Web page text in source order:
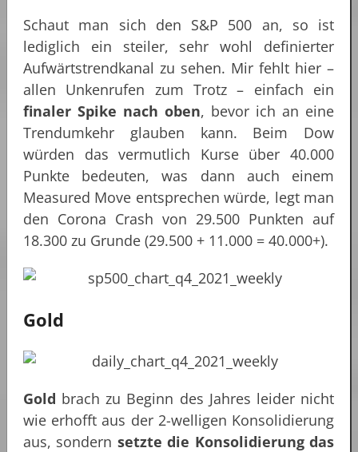
Schaut man sich den S&P 500 an, so ist
lediglich ein steiler, sehr wohl definierter
Aufwärtstrendkanal zu sehen. Mir fehlt hier –
allen Unkenrufen zum Trotz – einfach ein
finaler Spike nach oben, bevor ich an eine
Trendumkehr glauben kann. Beim Dow
würden das vermutlich Kurse über 40.000
Punkte bedeuten, was dann auch einem
Measured Move entsprechen würde, legt man
den Corona Crash von 29.500 Punkten auf
18.300 zu Grunde (29.500 + 11.000 = 40.000+).
Gold
Gold brach zu Beginn des Jahres leider nicht
wie erhofft aus der 2-welligen Konsolidierung
aus, sondern setzte die Konsolidierung das